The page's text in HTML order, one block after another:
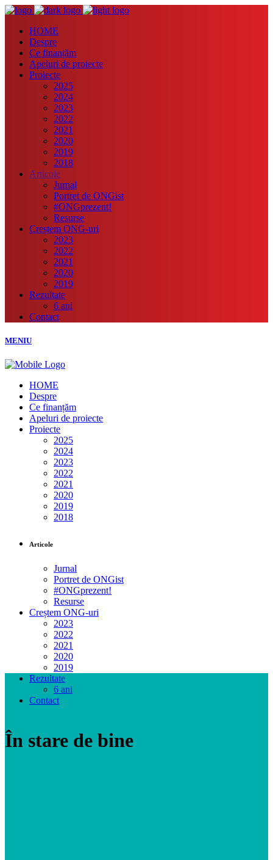
HOME
Despre
Ce finanțăm
Apeluri de proiecte
Proiecte
2025
2024
2023
2022
2021
2020
2019
2018
Articole
Jurnal
Portret de ONGist
#ONGprezent!
Resurse
Creștem ONG-uri
2023
2022
2021
2020
2019
Rezultate
6 ani
Contact
MENIU
HOME
Despre
Ce finanțăm
Apeluri de proiecte
Proiecte
2025
2024
2023
2022
2021
2020
2019
2018
Articole
Jurnal
Portret de ONGist
#ONGprezent!
Resurse
Creștem ONG-uri
2023
2022
2021
2020
2019
Rezultate
6 ani
Contact
În stare de bine